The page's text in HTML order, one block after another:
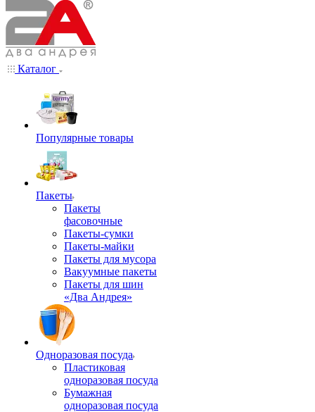
Каталог
Популярные товары
Пакеты
Пакеты
фасовочные
Пакеты-сумки
Пакеты-майки
Пакеты для мусора
Вакуумные пакеты
Пакеты для шин
«Два Андрея»
Одноразовая посуда
Пластиковая
одноразовая посуда
Бумажная
одноразовая посуда